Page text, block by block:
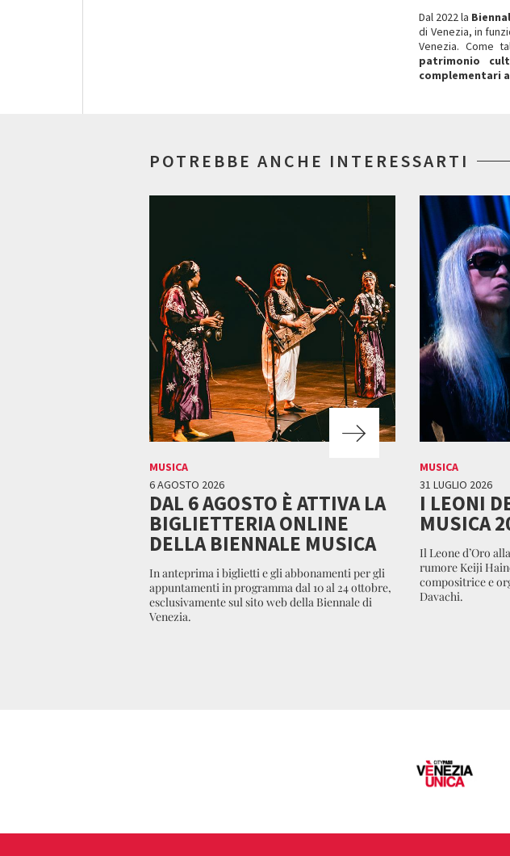
Dal 2022 la
di Venezia, in
Venezia. Come
patrimonio
complementari
POTREBBE ANCHE INTERESSARTI
MUSICA
6 AGOSTO 2026
DAL 6 AGOSTO È ATTIVA LA
BIGLIETTERIA ONLINE
DELLA BIENNALE MUSICA
In anteprima i biglietti e gli abbonamenti per gli
appuntamenti in programma dal 10 al 24 ottobre,
esclusivamente sul sito web della Biennale di
Venezia.
MUSICA
31 LUGLIO 2026
I LEONI
MUSICA
Il Leone d’Oro
rumore Keiji
compositrice e
Davachi.